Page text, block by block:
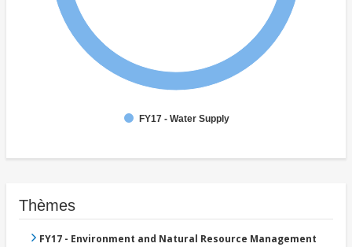
FY17 - Water Supply
Thèmes
FY17 - Environment and Natural Resource Management